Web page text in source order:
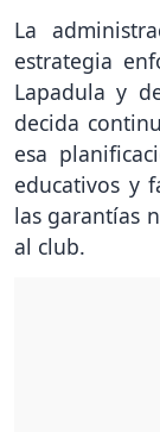
La
estrategia
Lapadula y
decida
esa
educativos y
las garantías
al club.